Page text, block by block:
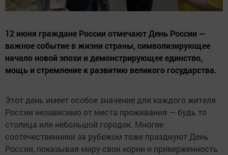
12 июня граждане России отмечают День России —
важное событие в жизни страны, символизирующее
начало новой эпохи и демонстрирующее единство,
мощь и стремление к развитию великого государства.
Этот день имеет особое значение для каждого жителя
России независимо от места проживания — будь то
столица или небольшой городок. Многие
соотечественники за рубежом тоже празднуют День
России, показывая миру свои корни и приверженность